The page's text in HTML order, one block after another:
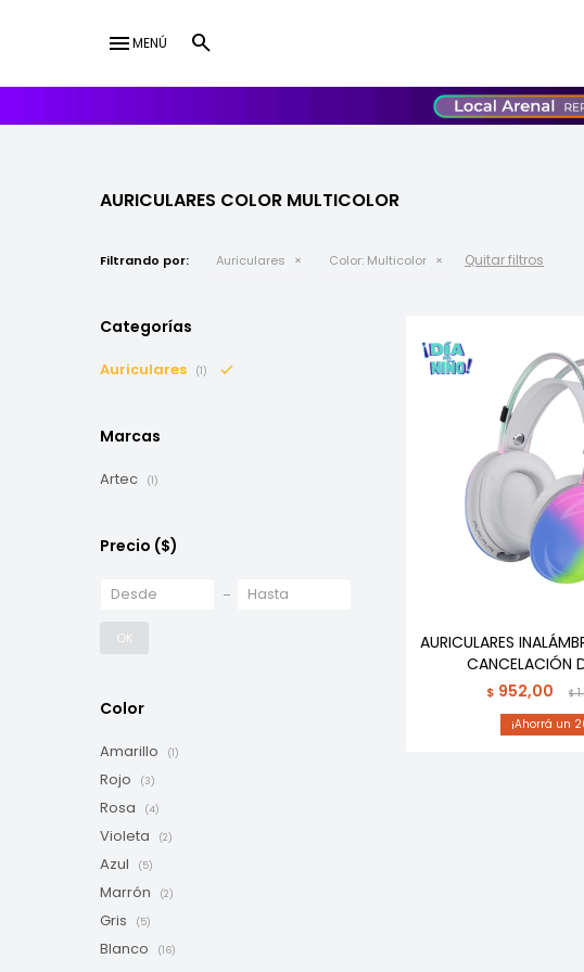
menuMENÚ
AURICULARES COLOR MULTICOLOR
Filtrando por: Auriculares Color: Multicolor Quitar filtros
AURICULARES
CANCELACIÓN
$ 952,00 $
Categorías
Auriculares (1)
Marcas
Artec (1)
Precio ($)
OK
Color
Amarillo (1)
Rojo (3)
Rosa (4)
Violeta (2)
Azul (5)
Marrón (2)
Gris (5)
Blanco (16)